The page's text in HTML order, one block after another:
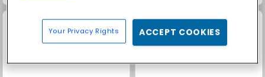
Your Privacy Rights ACCEPT COOKIES